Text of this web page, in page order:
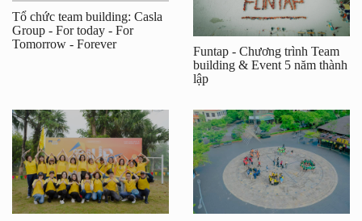
Tổ chức team building: Casla
Group - For today - For
Tomorrow - Forever
Funtap - Chương trình Team
building & Event 5 năm thành
lập